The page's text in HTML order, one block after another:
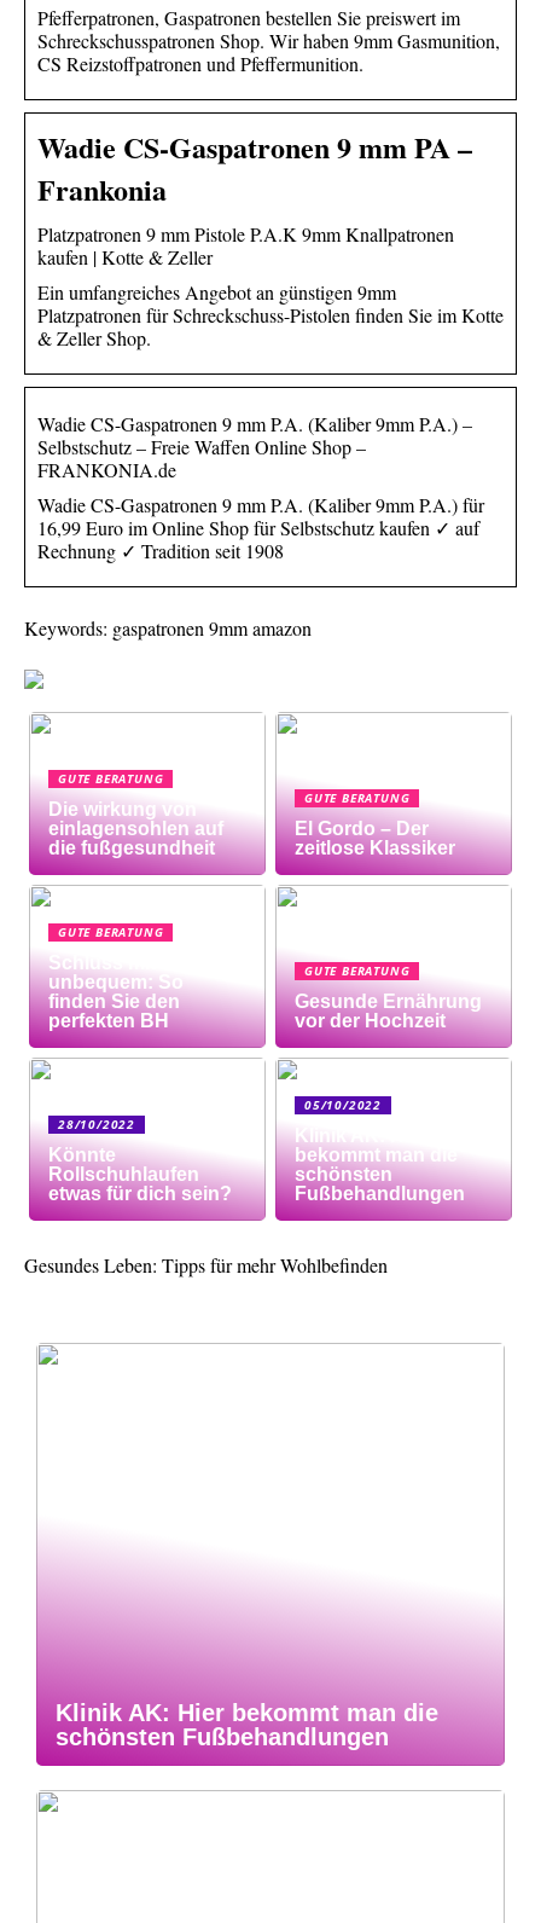
Pfefferpatronen, Gaspatronen bestellen Sie preiswert im
Schreckschusspatronen Shop. Wir haben 9mm Gasmunition,
CS Reizstoffpatronen und Pfeffermunition.
Wadie CS-Gaspatronen 9 mm PA –
Frankonia
Platzpatronen 9 mm Pistole P.A.K 9mm Knallpatronen
kaufen | Kotte & Zeller
Ein umfangreiches Angebot an günstigen 9mm
Platzpatronen für Schreckschuss-Pistolen finden Sie im Kotte
& Zeller Shop.
Wadie CS-Gaspatronen 9 mm P.A. (Kaliber 9mm P.A.) –
Selbstschutz – Freie Waffen Online Shop –
FRANKONIA.de
Wadie CS-Gaspatronen 9 mm P.A. (Kaliber 9mm P.A.) für
16,99 Euro im Online Shop für Selbstschutz kaufen ✓ auf
Rechnung ✓ Tradition seit 1908
Keywords: gaspatronen 9mm amazon
GUTE BERATUNG
Die wirkung von
einlagensohlen auf
die fußgesundheit
GUTE BERATUNG
El Gordo – Der
zeitlose Klassiker
GUTE BERATUNG
Schluss mit
unbequem: So
finden Sie den
perfekten BH
GUTE BERATUNG
Gesunde Ernährung
vor der Hochzeit
28/10/2022
Könnte
Rollschuhlaufen
etwas für dich sein?
05/10/2022
Klinik AK: Hier
bekommt man die
schönsten
Fußbehandlungen
Gesundes Leben: Tipps für mehr Wohlbefinden
Klinik AK: Hier bekommt man die
schönsten Fußbehandlungen